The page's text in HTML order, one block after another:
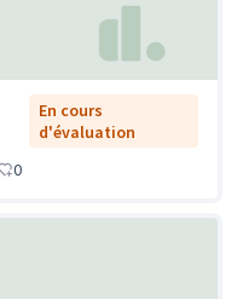
En cours
d'évaluation
0